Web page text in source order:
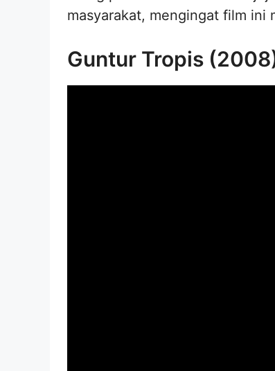
masyarakat, mengingat film ini
Guntur Tropis